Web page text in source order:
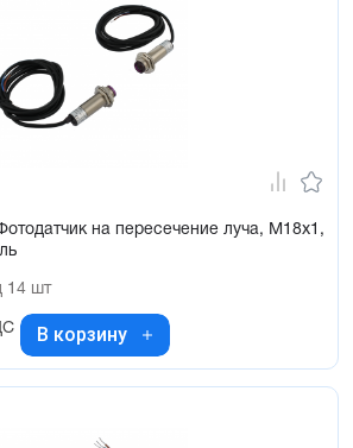
на пересечение луча, М18х1,
14 шт
В корзину